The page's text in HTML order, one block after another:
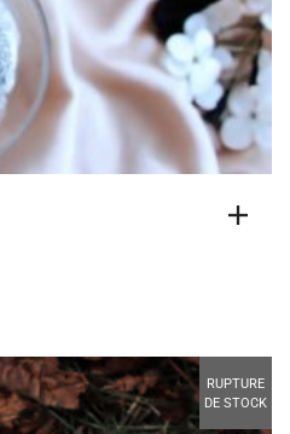
RUPTURE
DE STOCK